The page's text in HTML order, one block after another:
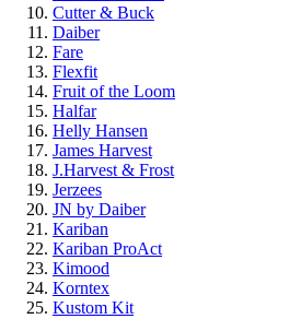
Cutter & Buck
Daiber
Fare
Flexfit
Fruit of the Loom
Halfar
Helly Hansen
James Harvest
J.Harvest & Frost
Jerzees
JN by Daiber
Kariban
Kariban ProAct
Kimood
Korntex
Kustom Kit